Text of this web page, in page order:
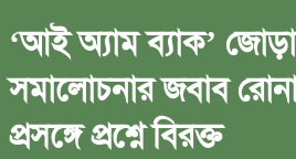
‘আই অ্যাম ব্যাক’
সমালোচনার জবাব
প্রসঙ্গে প্রশ্নে বিরক্ত